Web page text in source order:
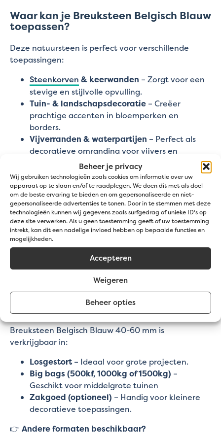
Beheer je privacy
Wij gebruiken technologieën zoals cookies om informatie over uw
apparaat op te slaan en/of te raadplegen. We doen dit met als doel
om de beste ervaring te bieden en om gepersonaliseerde en niet-
gepersonaliseerde advertenties te tonen. Door in te stemmen met deze
technologieën kunnen wij gegevens zoals surfgedrag of unieke ID's op
deze site verwerken. Als u geen toestemming geeft of uw toestemming
intrekt, kan dit een nadelige invloed hebben op bepaalde functies en
mogelijkheden.
Accepteren
Weigeren
Beheer opties
Waar kan je Breuksteen Belgisch Blauw
toepassen?
Deze natuursteen is perfect voor verschillende
toepassingen:
Steenkorven & keerwanden – Zorgt voor een
stevige en stijlvolle opvulling.
Tuin- & landschapsdecoratie – Creëer
prachtige accenten in bloemperken en
borders.
Vijverranden & waterpartijen – Perfect als
decoratieve omranding voor vijvers en
Hoeveel breuksteen heb je nodig?
De benodigde hoeveelheid hangt af van de
laagdikte en het gebruik.
📏5 cm dik→ ± 80 kg per m²
→ ± 110 kg per m²
Gebruik onze handige rekenmodule
berekenen hoeveel je nodig hebt!
Verpakkingen & beschikbare fracties
Breuksteen Belgisch Blauw 40-60 mm is
verkrijgbaar in:
Losgestort– Ideaal voor grote projecten.
Big bags (500kf, 1000kg of 1500kg) –
Geschikt voor middelgrote tuinen
Zakgoed (optioneel) – Handig voor kleinere
decoratieve toepassingen.
👉 Andere formaten beschikbaar?